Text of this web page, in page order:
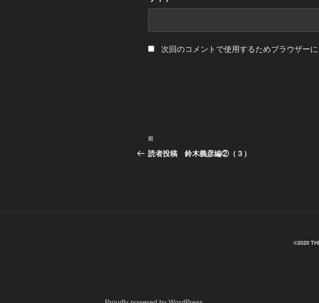
次回のコメントで使用するためブラウザー
投
稿
過
去
前
読者投稿 鈴木義彦編②（３）
©︎2020